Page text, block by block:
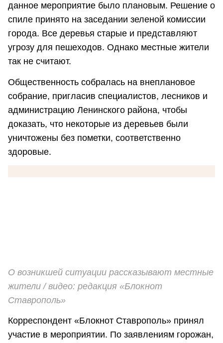
данное мероприятие было плановым. Решение о
спиле принято на заседании зеленой комиссии
города. Все деревья старые и представляют
угрозу для пешеходов. Однако местные жители
так не считают.
Общественность собралась на внеплановое
собрание, пригласив специалистов, лесников и
администрацию Ленинского района, чтобы
доказать, что некоторые из деревьев были
уничтожены без пометки, соответственно
здоровые.
О возникшей ситуации рассказывают местные
жители / видео: редакция «Блокнот
Ставрополь»
Корреспондент «Блокнот Ставрополь» принял
участие в мероприятии. По заявлениям горожан,